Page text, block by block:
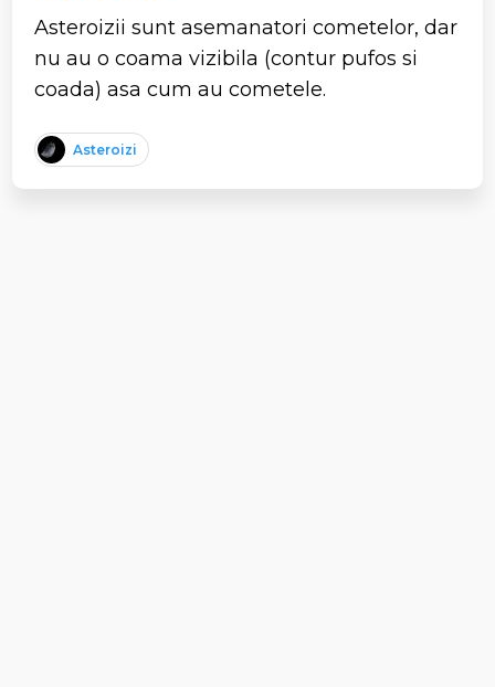
Asteroizii sunt asemanatori cometelor, dar
nu au o coama vizibila (contur pufos si
coada) asa cum au cometele.
Asteroizi